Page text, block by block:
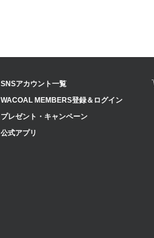
SNSアカウント一覧
WACOAL MEMBERS登録＆ログイン
プレゼント・キャンペーン
公式アプリ